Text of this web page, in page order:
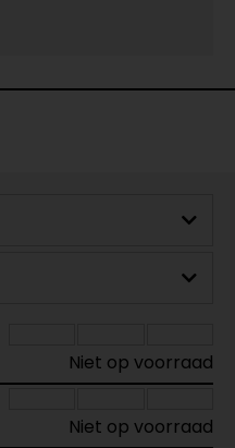
Niet op voorraad
Niet op voorraad